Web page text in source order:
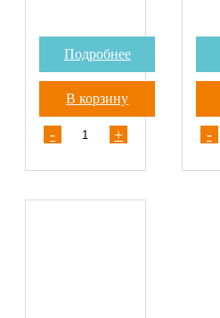
Подробнее
В корзину
- + -